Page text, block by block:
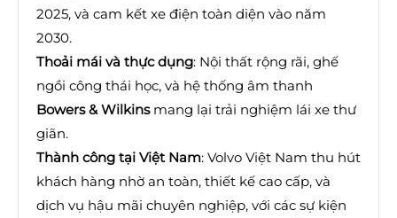
2025, và cam kết xe điện toàn diện vào năm
2030.
Thoải mái và thực dụng: Nội thất rộng rãi, ghế
ngồi công thái học, và hệ thống âm thanh
Bowers & Wilkinsmang lại trải nghiệm lái xe thư
giãn.
Thành công tại Việt Nam: Volvo Việt Nam thu hút
khách hàng nhờ an toàn, thiết kế cao cấp, và
dịch vụ hậu mãi chuyên nghiệp, với các sự kiện